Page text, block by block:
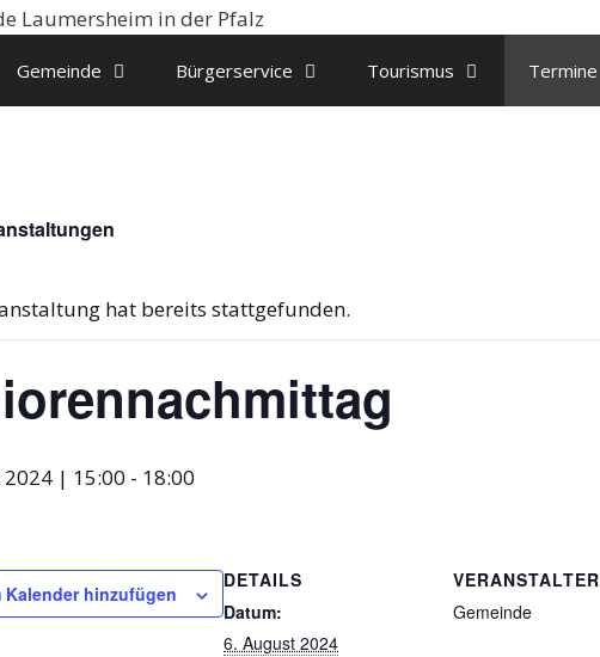
Gemeinde Bürgerservice Tourismus Termine
hat bereits stattgefunden.
| 15:00 - 18:00
Kalender hinzufügen
DETAILS
Datum:
6. August 2024
VERANSTALTER
Gemeinde